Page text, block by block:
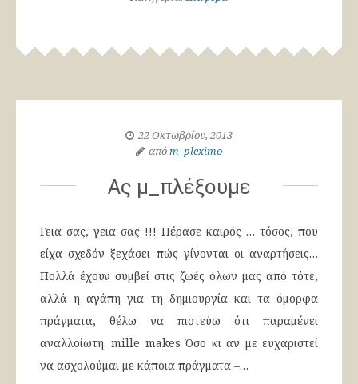
22 Οκτωβρίου, 2013
απόm_pleximo
Ας μ_πλέξουμε
Γεια σας, γεια σας !!! Πέρασε καιρός … τόσος, που
είχα σχεδόν ξεχάσει πώς γίνονται οι αναρτήσεις…
Πολλά έχουν συμβεί στις ζωές όλων μας από τότε,
αλλά η αγάπη για τη δημιουργία και τα όμορφα
πράγματα, θέλω να πιστεύω ότι παραμένει
αναλλοίωτη. mille makes Όσο κι αν με ευχαριστεί
να ασχολούμαι με κάποια πράγματα –…